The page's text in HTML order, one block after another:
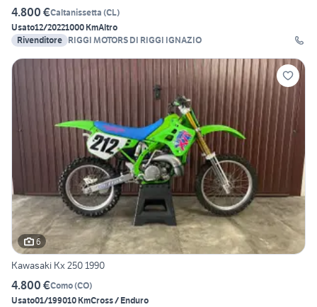
4.800 €Caltanissetta (CL)
Usato12/20221000 KmAltro
Rivenditore RIGGI MOTORS DI RIGGI IGNAZIO
6
Kawasaki Kx 250 1990
4.800 €Como(CO)
Usato01/199010 KmCross / Enduro